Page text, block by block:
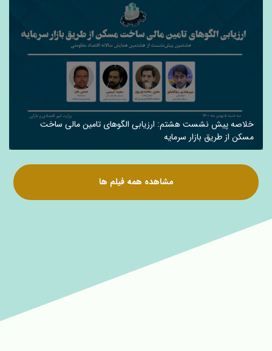
خلاصه پیش نشست هشتم: ارزیابی الگوهای تامین مالی ساخت
مسکن از طریق بازار سرمایه
مشاهده همه فیلم ها